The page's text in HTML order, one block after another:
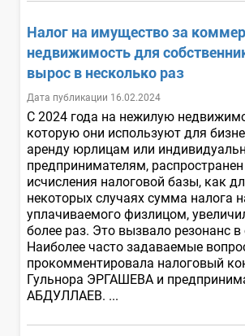
Налог на имущество за
недвижимость для
вырос в несколько раз
Дата публикации 16.02.2024
С 2024 года на нежилую
которую они используют для
аренду юрлицам или
предпринимателям,
исчисления налоговой базы, как
некоторых случаях сумма налога
уплачиваемого физлицом,
более раз. Это вызвало резонанс в
Наиболее часто задаваемые
прокомментировала налоговый
Гульнора ЭРГАШЕВА и
АБДУЛЛАЕВ. ...